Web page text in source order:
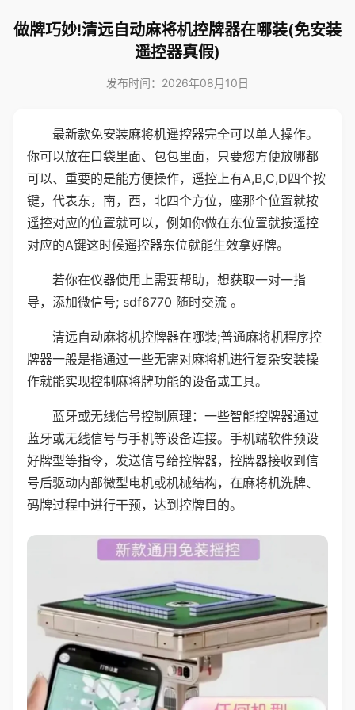
做牌巧妙!清远自动麻将机控牌器在哪装(免安装
遥控器真假)
发布时间：2026年08月10日
最新款免安装麻将机遥控器完全可以单人操作。
你可以放在口袋里面、包包里面，只要您方便放哪都
可以、重要的是能方便操作，遥控上有A,B,C,D四个按
键，代表东，南，西，北四个方位，座那个位置就按
遥控对应的位置就可以，例如你做在东位置就按遥控
对应的A键这时候遥控器东位就能生效拿好牌。
若你在仪器使用上需要帮助，想获取一对一指
导，添加微信号; sdf6770 随时交流 。
清远自动麻将机控牌器在哪装;普通麻将机程序控
牌器一般是指通过一些无需对麻将机进行复杂安装操
作就能实现控制麻将牌功能的设备或工具。
蓝牙或无线信号控制原理：一些智能控牌器通过
蓝牙或无线信号与手机等设备连接。手机端软件预设
好牌型等指令，发送信号给控牌器，控牌器接收到信
号后驱动内部微型电机或机械结构，在麻将机洗牌、
码牌过程中进行干预，达到控牌目的。